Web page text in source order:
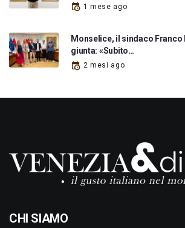
1 mese ago
Monselice, il sindaco Franco
giunta: «Subito…
2 mesi ago
CHI SIAMO